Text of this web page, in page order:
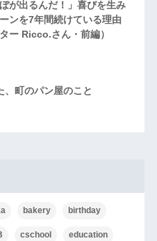
が出るんだ！」喜びを生み
ンを7年間続けている理由
ー Ricco.さん・前編）
、町のパン屋のこと
bakery birthday
cschool education